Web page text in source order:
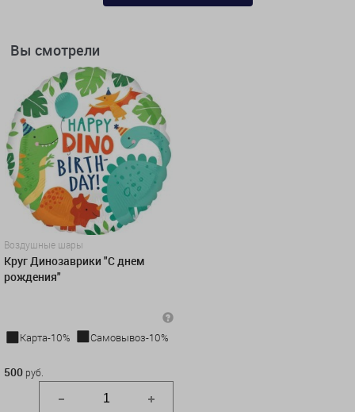
Вы смотрели
Воздушные шары
Круг Динозаврики "С днем
рождения"
Карта-10%
Самовывоз-10%
500 руб.